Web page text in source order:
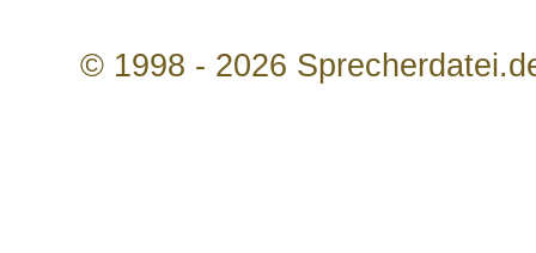
© 1998 - 2026